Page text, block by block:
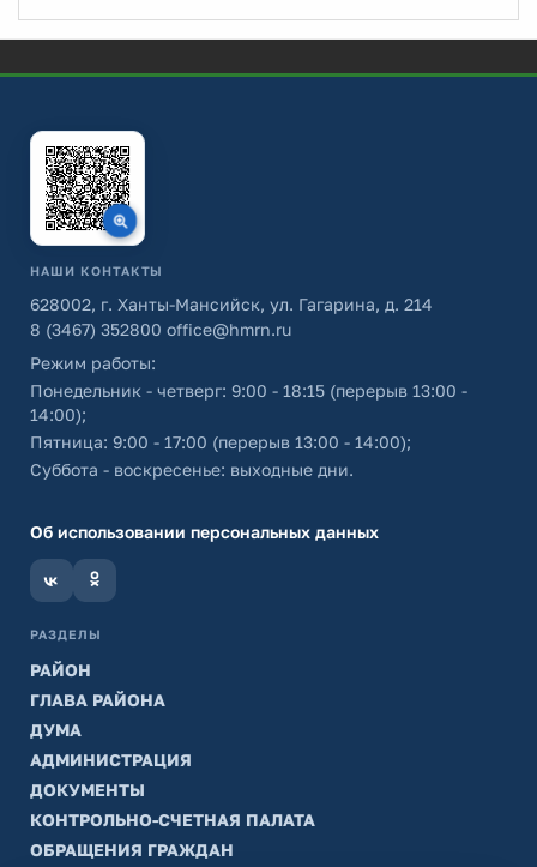
НАШИ КОНТАКТЫ
628002, г. Ханты-Мансийск, ул. Гагарина, д. 214
8 (3467) 352800 office@hmrn.ru
Режим работы:
Понедельник - четверг: 9:00 - 18:15 (перерыв 13:00 -
14:00);
Пятница: 9:00 - 17:00 (перерыв 13:00 - 14:00);
Суббота - воскресенье: выходные дни.
Об использовании персональных данных
РАЗДЕЛЫ
РАЙОН
ГЛАВА РАЙОНА
ДУМА
АДМИНИСТРАЦИЯ
ДОКУМЕНТЫ
КОНТРОЛЬНО-СЧЕТНАЯ ПАЛАТА
ОБРАЩЕНИЯ ГРАЖДАН